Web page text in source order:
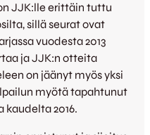
JJK:lle erittäin tuttu
sillä seurat ovat
vuodesta 2013
ja JJK:n otteita
on jäänyt myös yksi
myötä tapahtunut
kaudelta 2016.